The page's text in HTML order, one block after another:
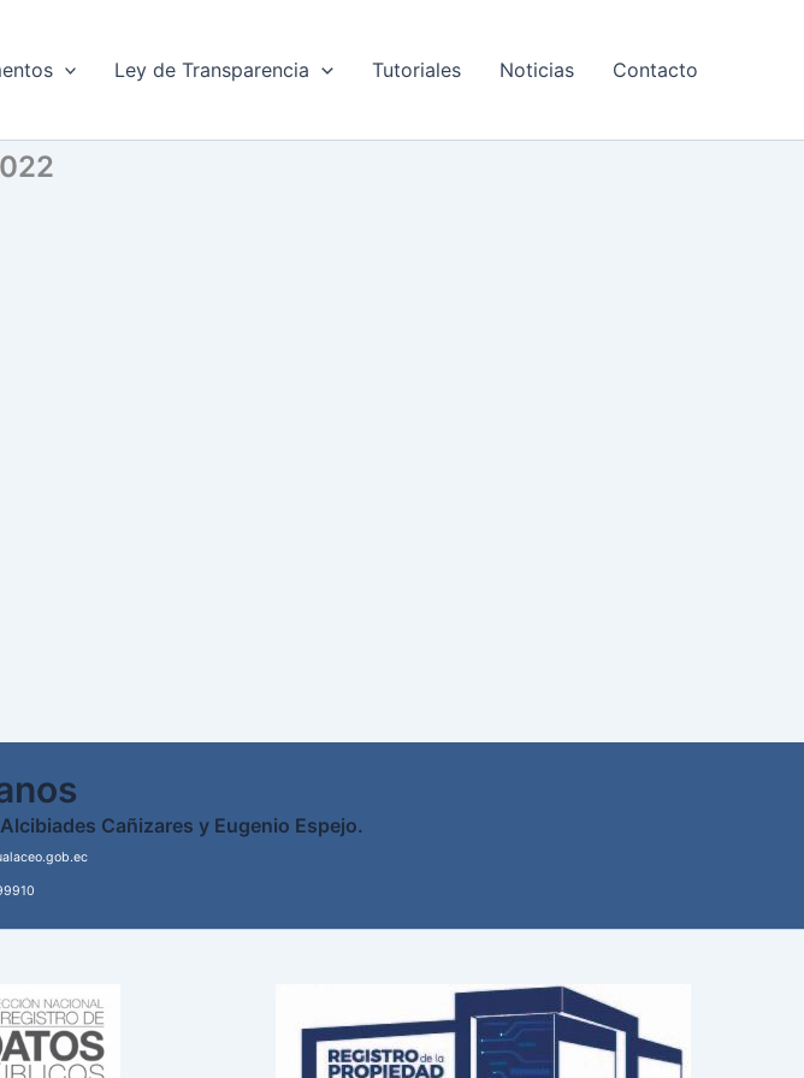
Ley de Transparencia Tutoriales Noticias Contacto
Cañizares y Eugenio Espejo.